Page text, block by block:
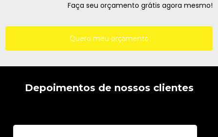
Faça seu orçamento grátis agora mesmo!
Quero meu orçamento
Depoimentos de nossos clientes